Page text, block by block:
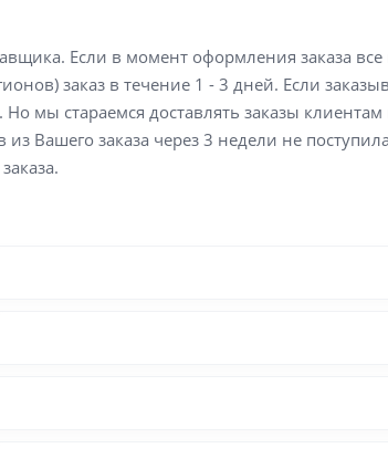
Если в момент оформления заказа
заказ в течение 1 - 3 дней. Если
мы стараемся доставлять заказы
Вашего заказа через 3 недели не